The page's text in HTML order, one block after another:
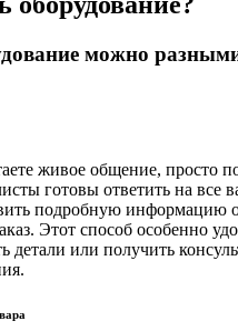
можно
живое общение, просто
готовы ответить на все
подробную информацию
Этот способ особенно
детали или получить